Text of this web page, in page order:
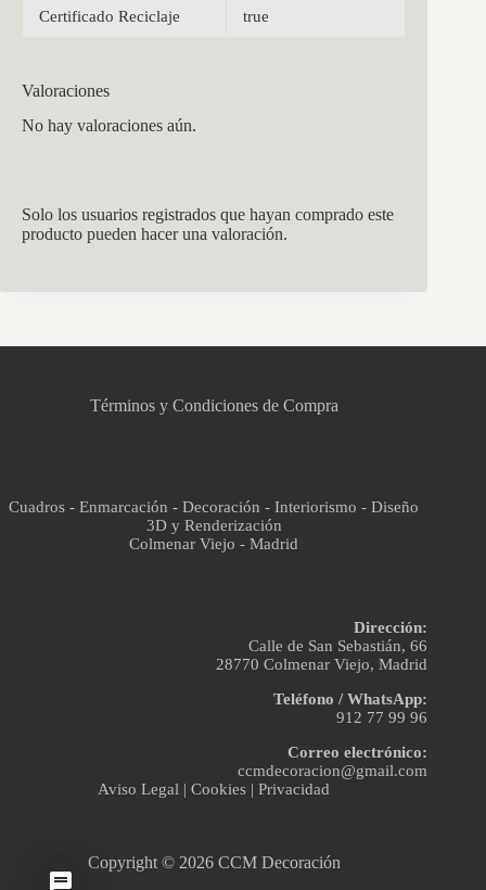
Certificado Reciclaje true
Valoraciones
No hay valoraciones aún.
Solo los usuarios registrados que hayan comprado este
producto pueden hacer una valoración.
Términos y Condiciones de Compra
Cuadros - Enmarcación - Decoración - Interiorismo - Diseño
3D y Renderización
Colmenar Viejo - Madrid
Dirección:
Calle de San Sebastián, 66
28770 Colmenar Viejo, Madrid
Teléfono / WhatsApp:
912 77 99 96
Correo electrónico:
ccmdecoracion@gmail.com
Aviso Legal |Cookies |Privacidad
Copyright © 2026 CCM Decoración
Asistente virtual · En línea